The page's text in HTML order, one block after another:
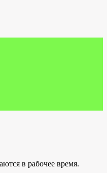
в рабочее время.